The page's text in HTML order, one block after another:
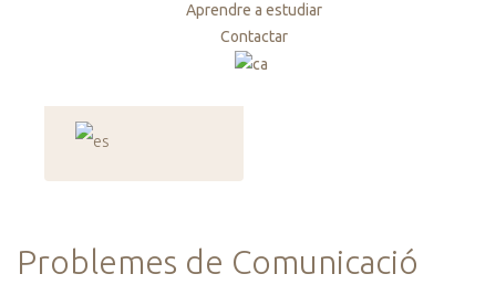
Aprendre a estudiar
Contactar
Problemes de Comunicació